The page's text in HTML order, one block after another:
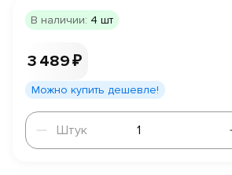
В наличии: 4 шт
3 489 ₽
Можно купить дешевле!
Штук
Штук